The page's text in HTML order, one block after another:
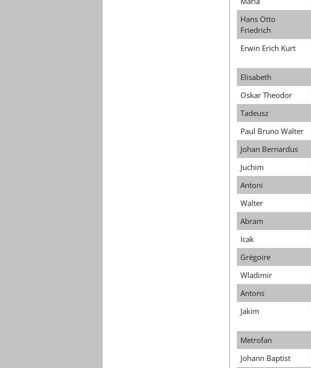
Hans Otto
Friedrich
Erwin Erich Kurt
Elisabeth
Oskar Theodor
Tadeusz
Paul Bruno Walter
Johan Bernardus
Juchim
Antoni
Walter
Abram
Icak
Grégoire
Wladimir
Antons
Jakim
Metrofan
Johann Baptist